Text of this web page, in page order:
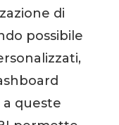
di
possibile
a queste